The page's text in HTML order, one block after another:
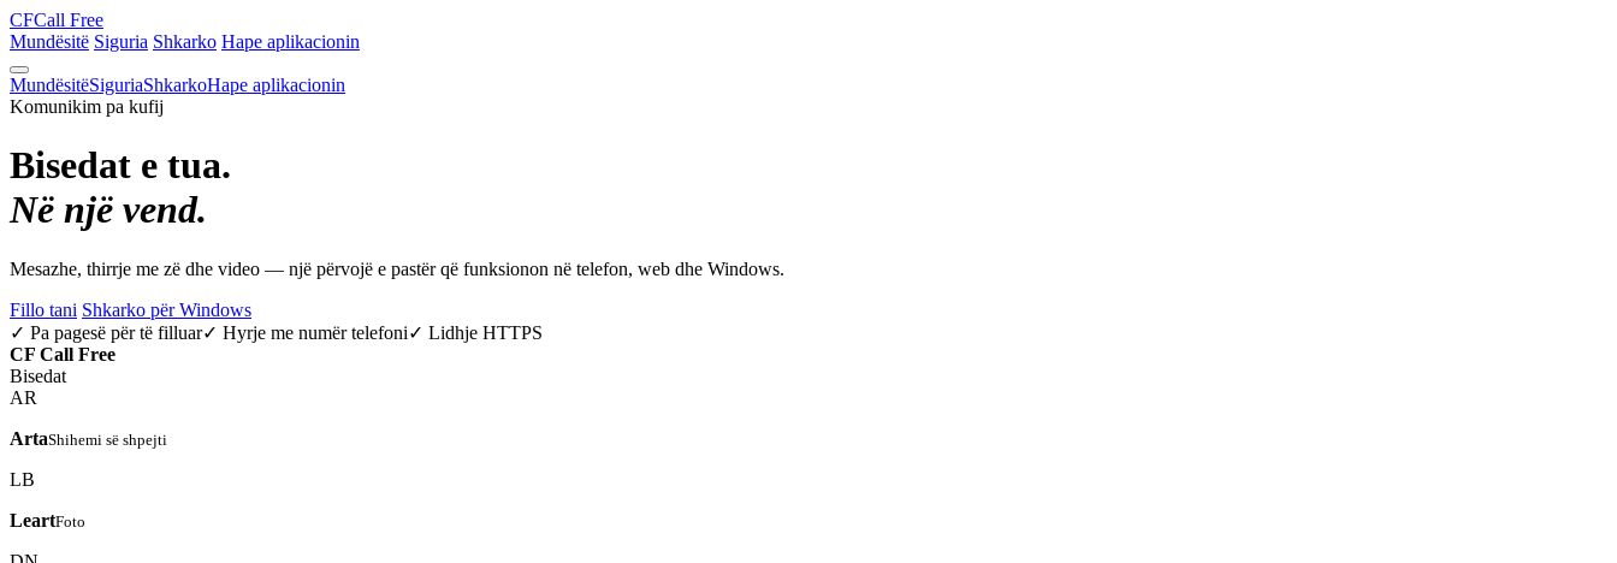
CFCall Free
Mundësitë Siguria Shkarko Hape aplikacionin
MundësitëSiguriaShkarkoHape aplikacionin
Komunikim pa kufij
Bisedat e tua.
Në një vend.
Mesazhe, thirrje me zë dhe video — një përvojë e pastër që funksionon në telefon, web dhe Windows.
Fillo tani Shkarko për Windows
✓ Pa pagesë për të filluar✓ Hyrje me numër telefoni✓ Lidhje HTTPS
CF Call Free
Bisedat
AR
ArtaShihemi së shpejti
LB
LeartFoto